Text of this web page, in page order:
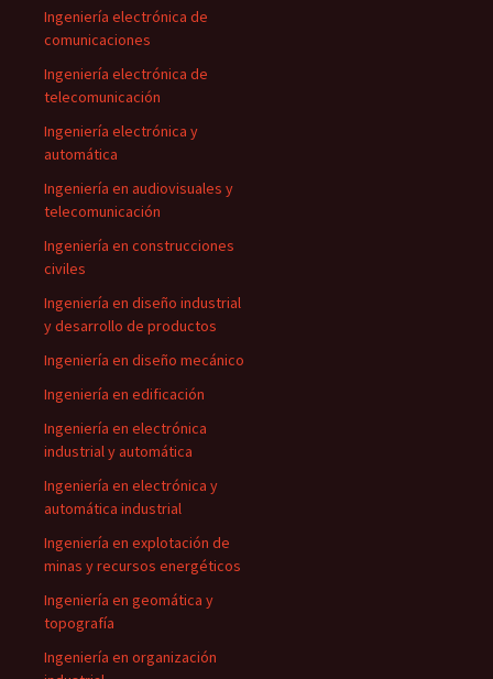
Ingeniería electrónica de
comunicaciones
Ingeniería electrónica de
telecomunicación
Ingeniería electrónica y
automática
Ingeniería en audiovisuales y
telecomunicación
Ingeniería en construcciones
civiles
Ingeniería en diseño industrial
y desarrollo de productos
Ingeniería en diseño mecánico
Ingeniería en edificación
Ingeniería en electrónica
industrial y automática
Ingeniería en electrónica y
automática industrial
Ingeniería en explotación de
minas y recursos energéticos
Ingeniería en geomática y
topografía
Ingeniería en organización